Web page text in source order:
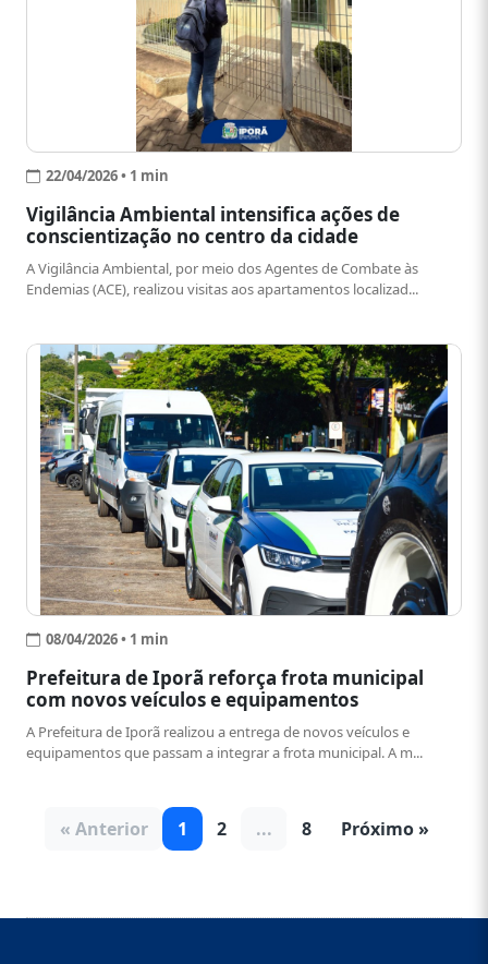
22/04/2026 • 1 min
Vigilância Ambiental intensifica ações de
conscientização no centro da cidade
A Vigilância Ambiental, por meio dos Agentes de Combate às
Endemias (ACE), realizou visitas aos apartamentos localizad...
08/04/2026 • 1 min
Prefeitura de Iporã reforça frota municipal
com novos veículos e equipamentos
A Prefeitura de Iporã realizou a entrega de novos veículos e
equipamentos que passam a integrar a frota municipal. A m...
« Anterior 1 2 ... 8 Próximo »